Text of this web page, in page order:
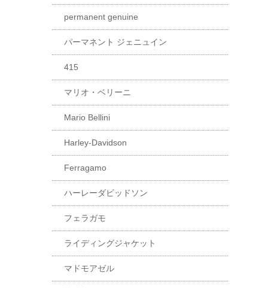
permanent genuine
パーマネント ジェニュイン
415
マリオ・ベリーニ
Mario Bellini
Harley-Davidson
Ferragamo
ハーレーダビッドソン
フェラガモ
ライディングジャケット
マドモアゼル